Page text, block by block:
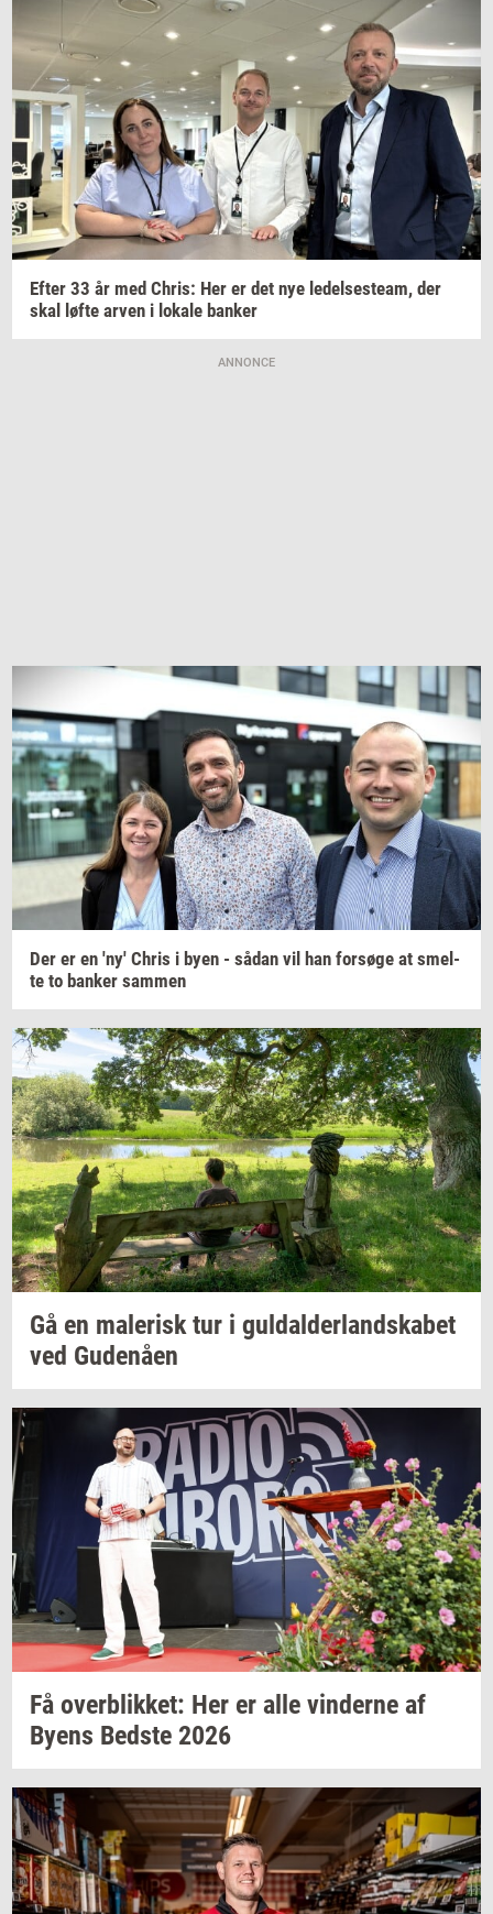
Efter 33 år med Chris: Her er det nye le­del­ses­team, der
skal løfte arven i lo­ka­le ban­ker
ANNONCE
Der er en 'ny' Chris i byen - sådan vil han for­sø­ge at smel­
te to ban­ker sam­men
Gå en ma­le­risktur i gul­dal­der­land­ska­bet
ved Gu­denå­en
Få over­blik­ket: Her er alle vin­der­ne af
Byens Bed­ste 2026